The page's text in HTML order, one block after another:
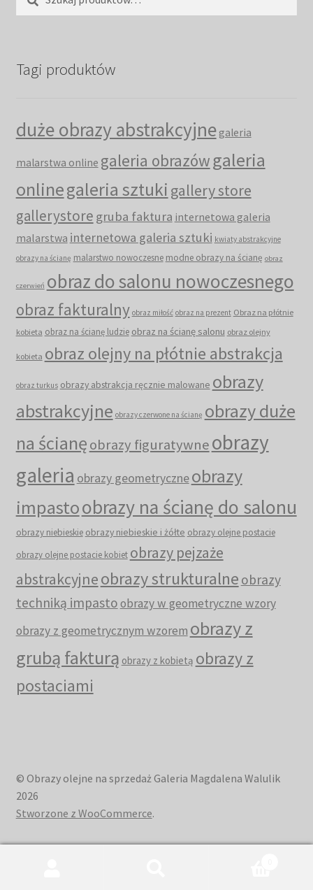
Tagi produktów
duże obrazy abstrakcyjne galeria
malarstwa online galeria obrazów galeria
onlinegaleria sztuki gallery store
gallerystore gruba faktura internetowa galeria
malarstwa internetowa galeria sztuki kwiaty abstrakcyjne
obrazy na ścianę malarstwo nowoczesne modne obrazy na ścianę obraz
czerwień obraz do salonu nowoczesnego
obraz fakturalny obraz miłość obraz na prezent Obraz na płótnie
kobieta obraz na ścianę ludzie obraz na ścianę salonu obraz olejny
kobieta obraz olejny na płótnie abstrakcja
obraz turkus obrazy abstrakcja ręcznie malowane obrazy
abstrakcyjne obrazy czerwone na ścianę obrazy duże
na ścianęobrazy figuratywneobrazy
galeria obrazy geometryczneobrazy
impastoobrazy na ścianę do salonu
obrazy niebieskie obrazy niebieskie i żółte obrazy olejne postacie
obrazy olejne postacie kobiet obrazy pejzaże
abstrakcyjneobrazy strukturalne obrazy
techniką impastoobrazy w geometryczne wzory
obrazy z geometrycznym wzorem obrazy z
grubą fakturą obrazy z kobietą obrazy z
postaciami
© Obrazy olejne na sprzedaż Galeria Magdalena Walulik
2026
Stworzone z WooCommerce.